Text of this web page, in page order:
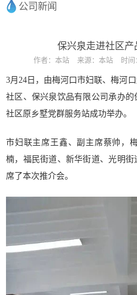
公司新闻
保兴泉走进社区
作者： 本站 来源： 本站 时间
3月24日，由梅河口市妇联、梅河
社区、保兴泉饮品有限公司承办
社区原乡墅党群服务站成功举办。
市妇联主席王鑫、副主席蔡帅，
楠，福民街道、新华街道、光明
席了本次推介会。